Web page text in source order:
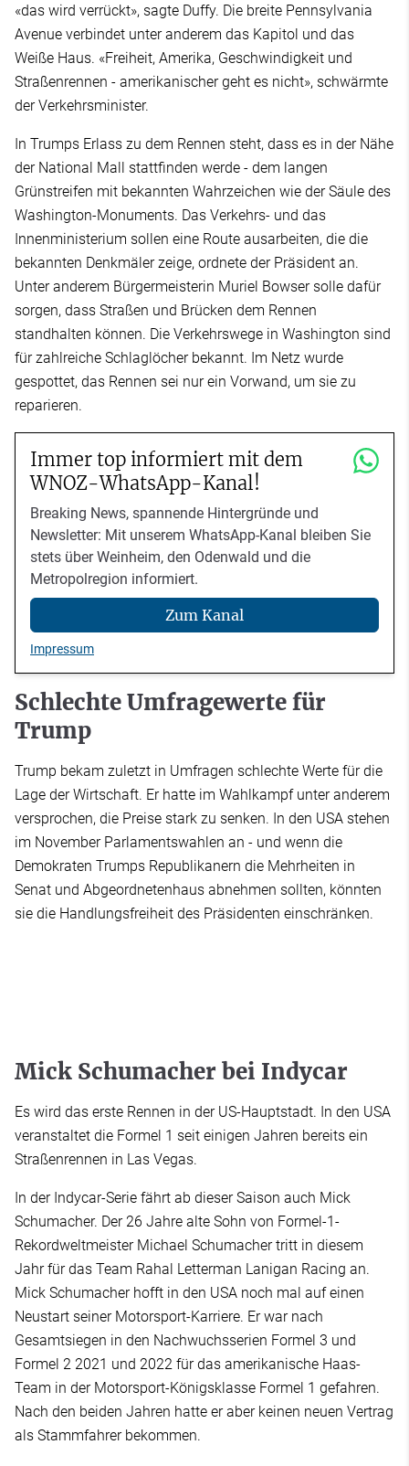
«das wird verrückt», sagte Duffy. Die breite Pennsylvania
Avenue verbindet unter anderem das Kapitol und das
Weiße Haus. «Freiheit, Amerika, Geschwindigkeit und
Straßenrennen - amerikanischer geht es nicht», schwärmte
der Verkehrsminister.
In Trumps Erlass zu dem Rennen steht, dass es in der Nähe
der National Mall stattfinden werde - dem langen
Grünstreifen mit bekannten Wahrzeichen wie der Säule des
Washington-Monuments. Das Verkehrs- und das
Innenministerium sollen eine Route ausarbeiten, die die
bekannten Denkmäler zeige, ordnete der Präsident an.
Unter anderem Bürgermeisterin Muriel Bowser solle dafür
sorgen, dass Straßen und Brücken dem Rennen
standhalten können. Die Verkehrswege in Washington sind
für zahlreiche Schlaglöcher bekannt. Im Netz wurde
gespottet, das Rennen sei nur ein Vorwand, um sie zu
reparieren.
Immer top informiert mit dem
WNOZ-WhatsApp-Kanal!
Breaking News, spannende Hintergründe und
Newsletter: Mit unserem WhatsApp-Kanal bleiben Sie
stets über Weinheim, den Odenwald und die
Metropolregion informiert.
Zum Kanal
Impressum
Schlechte Umfragewerte für
Trump
Trump bekam zuletzt in Umfragen schlechte Werte für die
Lage der Wirtschaft. Er hatte im Wahlkampf unter anderem
versprochen, die Preise stark zu senken. In den USA stehen
im November Parlamentswahlen an - und wenn die
Demokraten Trumps Republikanern die Mehrheiten in
Senat und Abgeordnetenhaus abnehmen sollten, könnten
sie die Handlungsfreiheit des Präsidenten einschränken.
Mick Schumacher bei Indycar
Es wird das erste Rennen in der US-Hauptstadt. In den USA
veranstaltet die Formel 1 seit einigen Jahren bereits ein
Straßenrennen in Las Vegas.
In der Indycar-Serie fährt ab dieser Saison auch Mick
Schumacher. Der 26 Jahre alte Sohn von Formel-1-
Rekordweltmeister Michael Schumacher tritt in diesem
Jahr für das Team Rahal Letterman Lanigan Racing an.
Mick Schumacher hofft in den USA noch mal auf einen
Neustart seiner Motorsport-Karriere. Er war nach
Gesamtsiegen in den Nachwuchsserien Formel 3 und
Formel 2 2021 und 2022 für das amerikanische Haas-
Team in der Motorsport-Königsklasse Formel 1 gefahren.
Nach den beiden Jahren hatte er aber keinen neuen Vertrag
als Stammfahrer bekommen.